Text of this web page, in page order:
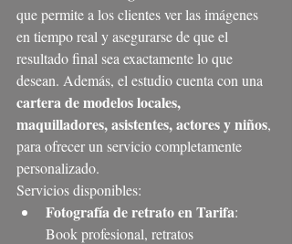
que permite a los clientes ver las imágenes
en tiempo real y asegurarse de que el
resultado final sea exactamente lo que
desean. Además, el estudio cuenta con una
cartera de modelos locales,
maquilladores, asistentes, actores y niños,
para ofrecer un servicio completamente
personalizado.
Servicios disponibles:
Fotografía de retrato en Tarifa:
Book profesional, retratos